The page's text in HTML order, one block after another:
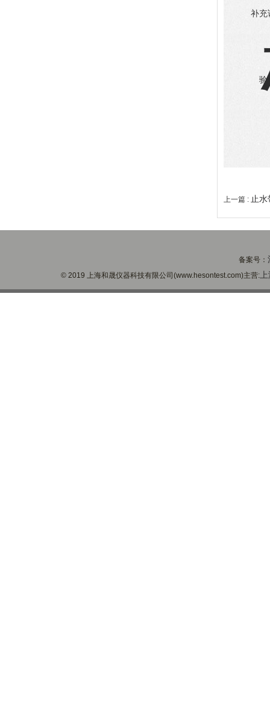
补充
验
上一篇 : 止
备案号：
© 2019 上海和晟仪器科技有限公司(www.hesontest.com)主营:上